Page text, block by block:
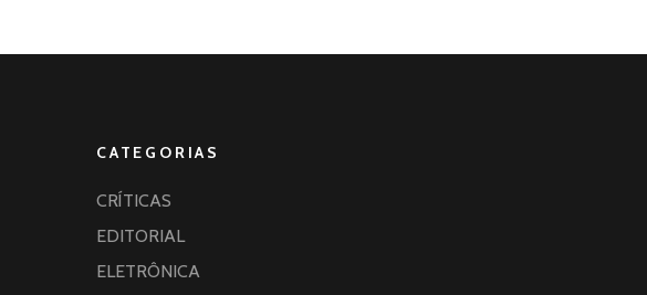
CATEGORIAS
CRÍTICAS
EDITORIAL
ELETRÔNICA